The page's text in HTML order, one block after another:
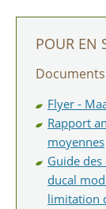
POUR EN
Documents
Flyer -
Rapport
moyennes
Guide
ducal
limitation